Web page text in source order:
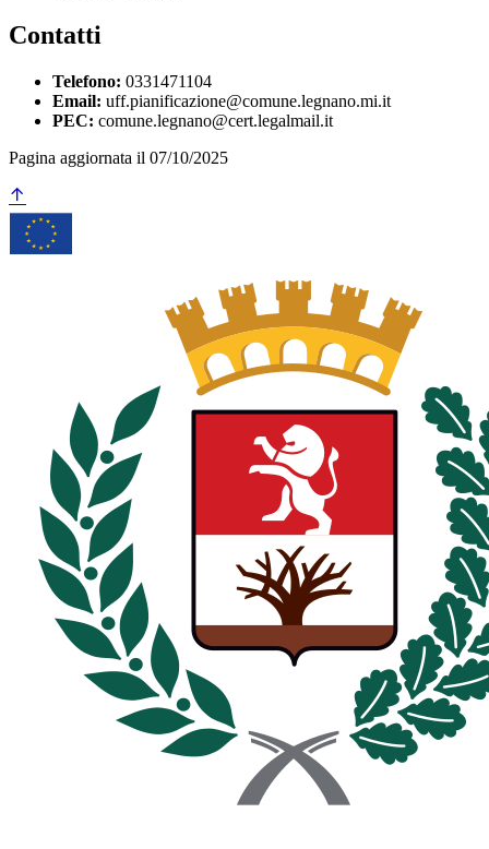
Contatti
Telefono: 0331471104
Email: uff.pianificazione@comune.legnano.mi.it
PEC: comune.legnano@cert.legalmail.it
Pagina aggiornata il 07/10/2025